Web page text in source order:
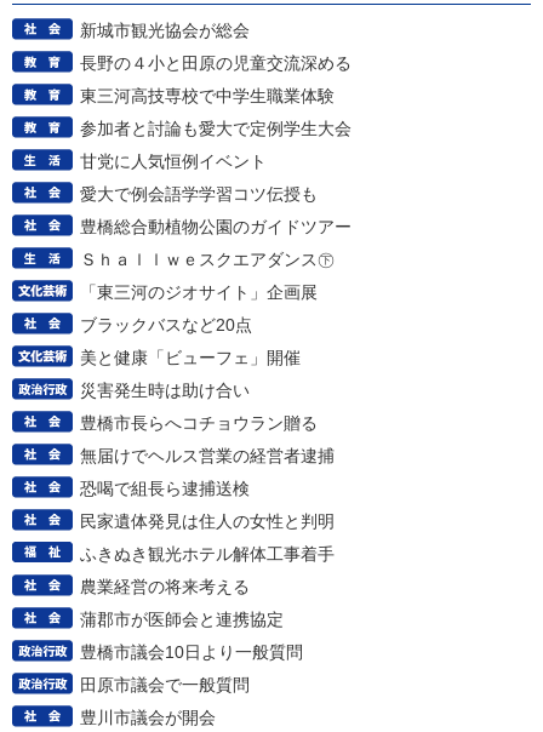
新城市観光協会が総会
長野の４小と田原の児童交流深める
東三河高技専校で中学生職業体験
参加者と討論も愛大で定例学生大会
甘党に人気恒例イベント
愛大で例会語学学習コツ伝授も
豊橋総合動植物公園のガイドツアー
Ｓｈａｌｌｗｅスクエアダンス㊦
「東三河のジオサイト」企画展
ブラックバスなど20点
美と健康「ビューフェ」開催
災害発生時は助け合い
豊橋市長らへコチョウラン贈る
無届けでヘルス営業の経営者逮捕
恐喝で組長ら逮捕送検
民家遺体発見は住人の女性と判明
ふきぬき観光ホテル解体工事着手
農業経営の将来考える
蒲郡市が医師会と連携協定
豊橋市議会10日より一般質問
田原市議会で一般質問
豊川市議会が開会